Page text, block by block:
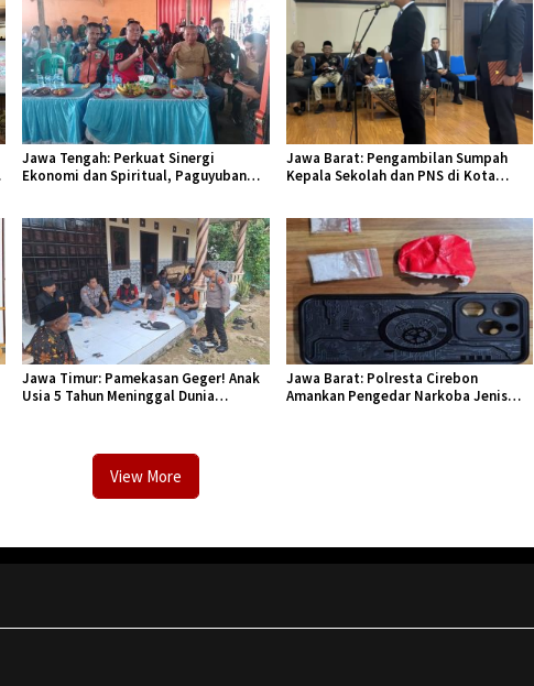
Jawa Tengah: Perkuat Sinergi
Ekonomi dan Spiritual, Paguyuban
Jawa Barat: Pengambilan Sumpah
Kepala Sekolah dan PNS di Kota
Jawa Timur: Pamekasan Geger! Anak
Usia 5 Tahun Meninggal Dunia
Jawa Barat: Polresta Cirebon
Amankan Pengedar Narkoba Jenis
View More